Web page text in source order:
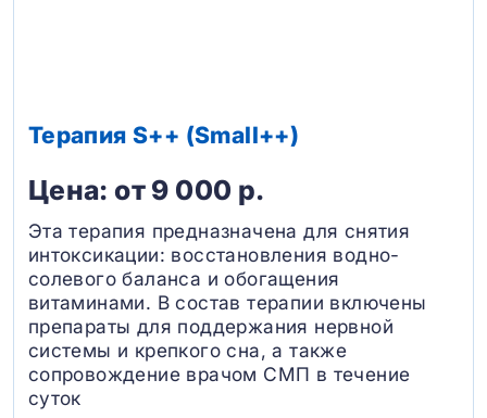
Терапия S++ (Small++)
Цена: от 9 000 р.
Эта терапия предназначена для снятия
интоксикации: восстановления водно-
солевого баланса и обогащения
витаминами. В состав терапии включены
препараты для поддержания нервной
системы и крепкого сна, а также
сопровождение врачом СМП в течение
суток